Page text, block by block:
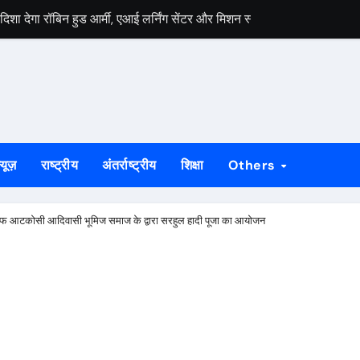
महोत्सव 2026, 700 से अधिक स्टॉल होंगे शामिल
पोल, डीसी कार्यालय से लेकर साकची-मानगो पुल तक जलजमाव से जनजीवन
घमासान, बाबूलाल ने CBI जांच की मांग उठाई
के तहत विद्यार्थियों ने जाना वैज्ञानिक अनुसंधान का संसार
संतोष गंगवार: हस्तकरघा भारत की संस्कृति, आत्मनिर्भरता और स्वाभिमान का
राष्ट्रीय अंतर्राष्ट्रीय शिक्षा Others
आटकोसी आदिवासी भूमिज समाज के द्वारा सरहुल हादी पूजा का आयोजन